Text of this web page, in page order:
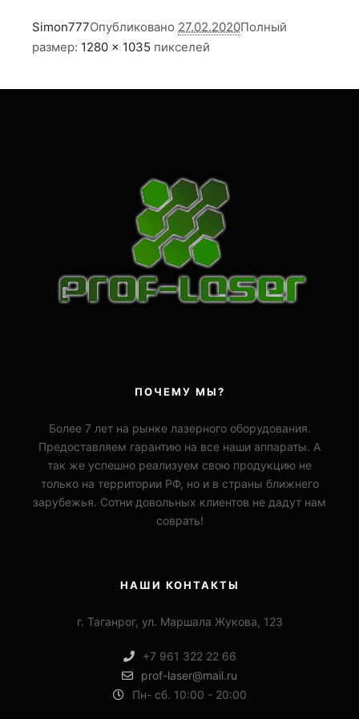
Simon777Опубликовано 27.02.2020Полный
размер: 1280 × 1035 пикселей
ПОЧЕМУ МЫ?
Более 7 лет на рынке лазерного оборудования.
Предоставляем гарантию на все наши аппараты. А
так же успешно реализуем свою продукцию не
только на территории РФ, но и в страны ближнего
зарубежья. Сотни довольных клиентов не дадут нам
соврать!
НАШИ КОНТАКТЫ
г. Таганрог, ул. Маршала Жукова, 123
+7 961 322 22 66
prof-laser@mail.ru
Пн- сб. 10:00 - 20:00